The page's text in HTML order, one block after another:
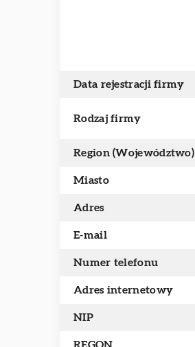
Data rejestracji firmy
Rodzaj firmy
Region (Województwo)
Miasto
Adres
E-mail
Numer telefonu
Adres internetowy
NIP